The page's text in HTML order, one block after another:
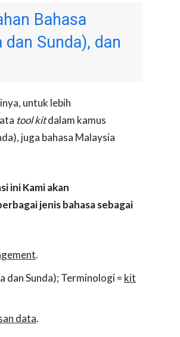
Bahasa
Sunda), dan
untuk lebih
tool kitdalam kamus
juga bahasa Malaysia
ini Kami akan
jenis bahasa sebagai
.
dan Sunda); Terminologi = kit
data.